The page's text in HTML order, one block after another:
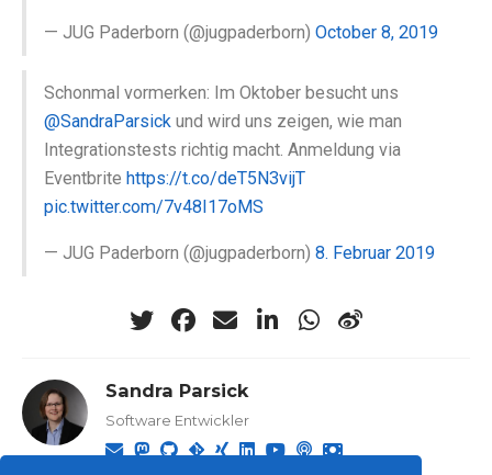
— JUG Paderborn (@jugpaderborn)October 8, 2019
Schonmal vormerken: Im Oktober besucht uns
@SandraParsick und wird uns zeigen, wie man
Integrationstests richtig macht. Anmeldung via
Eventbritehttps://t.co/deT5N3vijT
pic.twitter.com/7v48I17oMS
— JUG Paderborn (@jugpaderborn)8. Februar 2019
Sandra Parsick
Software Entwickler